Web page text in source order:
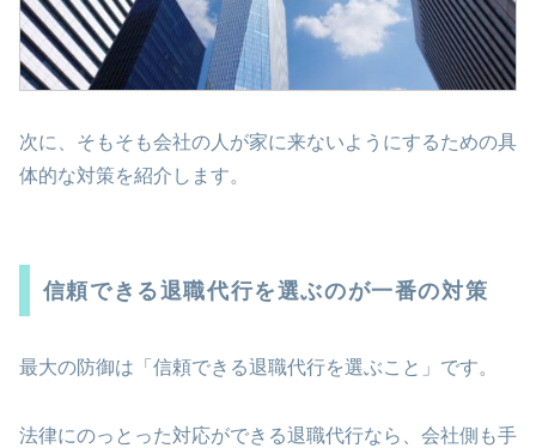
次に、そもそも会社の人が家に来ないようにするための具
体的な対策を紹介します。
信頼できる退職代行を選ぶのが一番の対策
最大の防御は「信頼できる退職代行を選ぶこと」です。
法律にのっとった対応ができる退職代行なら、会社側も手